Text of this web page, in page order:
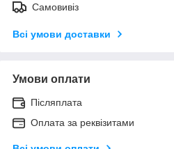
Самовивіз
Всі умови доставки
Умови оплати
Післяплата
Оплата за реквізитами